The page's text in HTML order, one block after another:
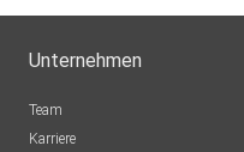
Unternehmen
Team
Karriere